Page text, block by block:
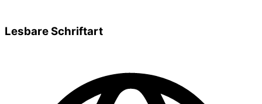
Lesbare Schriftart